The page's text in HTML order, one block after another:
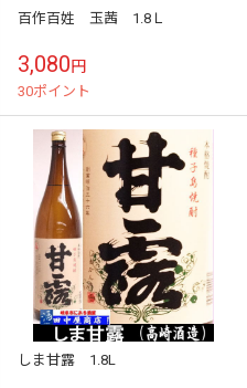
百作百姓 玉茜 1.8Ｌ
3,080円
30ポイント
しま甘露 1.8L